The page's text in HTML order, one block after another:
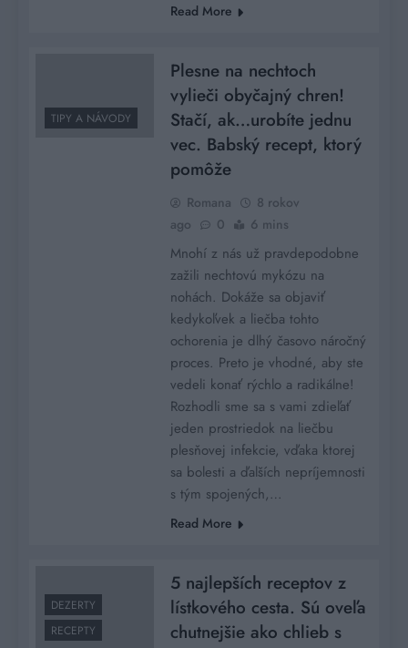
Read More
TIPY A NÁVODY
Plesne na nechtoch
vylieči obyčajný chren!
Stačí, ak…urobíte jednu
vec. Babský recept, ktorý
pomôže
Romana
8 rokov
ago
0 6 mins
Mnohí z nás už pravdepodobne
zažili nechtovú mykózu na
nohách. Dokáže sa objaviť
kedykoľvek a liečba tohto
ochorenia je dlhý časovo náročný
proces. Preto je vhodné, aby ste
vedeli konať rýchlo a radikálne!
Rozhodli sme sa s vami zdieľať
jeden prostriedok na liečbu
plesňovej infekcie, vďaka ktorej
sa bolesti a ďalších nepríjemnosti
s tým spojených,…
Read More
DEZERTY
RECEPTY
5 najlepších receptov z
lístkového cesta. Sú oveľa
chutnejšie ako chlieb s